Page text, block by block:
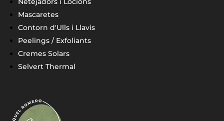
Mascaretes
Contorn d'Ulls i Llavis
Peelings / Exfoliants
Cremes Solars
Selvert Thermal